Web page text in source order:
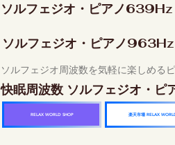
ソルフェジオ・ピアノ639Hz
ソルフェジオ・ピアノ963Hz
ソルフェジオ周波数を気軽に楽しめる
快眠周波数 ソルフェジオ・ピ
RELAX WORLD SHOP 楽天市場 RELAX